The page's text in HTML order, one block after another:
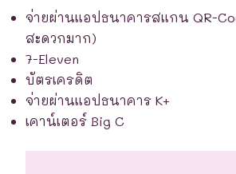
จ่ายผ่านแอปธนาคารสแกน QR-
สะดวกมาก)
7-Eleven
บัตรเครดิต
จ่ายผ่านแอปธนาคาร K+
เคาน์เตอร์ Big C